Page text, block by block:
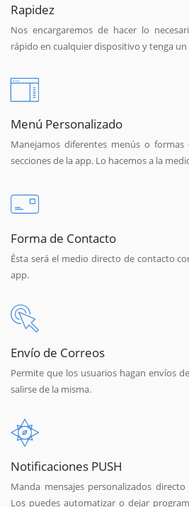
Rapidez
Nos encargaremos de hacer lo
rápido en cualquier dispositivo y tenga
Menú Personalizado
Manejamos diferentes menús o
secciones de la app. Lo hacemos a la
Forma de Contacto
Ésta será el medio directo de contacto
app.
Envío de Correos
Permite que los usuarios hagan envíos
salirse de la misma.
Notificaciones PUSH
Manda mensajes personalizados
Los puedes automatizar o dejar